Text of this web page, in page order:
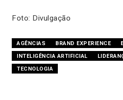
Foto: Divulgação
AGÊNCIAS BRAND EXPERIENCE
INTELIGÊNCIA ARTIFICIAL
TECNOLOGIA